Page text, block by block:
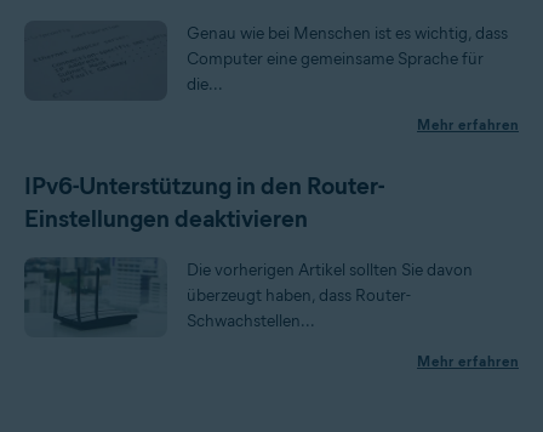
Genau wie bei Menschen ist es wichtig, dass
Computer eine gemeinsame Sprache für
die...
Mehr erfahren
IPv6-Unterstützung in den Router-
Einstellungen deaktivieren
Die vorherigen Artikel sollten Sie davon
überzeugt haben, dass Router-
Schwachstellen...
Mehr erfahren